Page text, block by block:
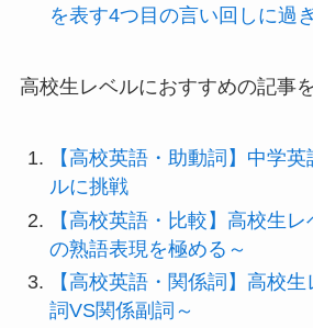
を表す4つ目の言い回しに過
高校生レベルにおすすめの記事
【高校英語・助動詞】中学
ルに挑戦
【高校英語・比較】高校生
の熟語表現を極める～
【高校英語・関係詞】高校
詞VS関係副詞～